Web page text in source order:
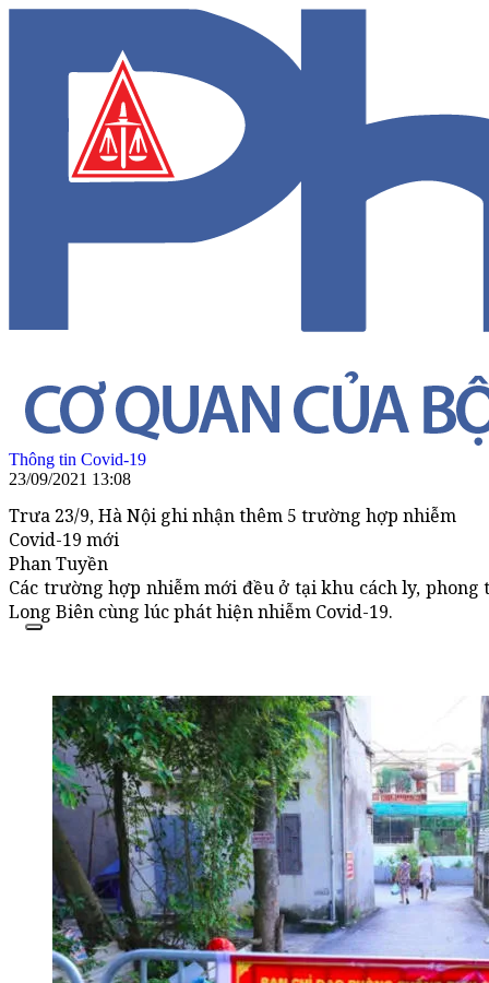
Thông tin Covid-19
23/09/2021 13:08
Trưa 23/9, Hà Nội ghi nhận thêm 5 trường hợp nhiễm
Covid-19 mới
Phan Tuyền
Các trường hợp nhiễm mới đều ở tại khu cách ly,
Long Biên cùng lúc phát hiện nhiễm Covid-19.